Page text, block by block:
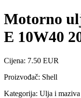
Motorno
E 10W40
Cijena: 7.50 EUR
Proizvođač: Shell
Kategorija: Ulja i maziva